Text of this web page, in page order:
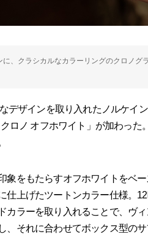
に、クラシカルなカラーリングのクロノ
デザインを取り入れたノルケイ
ロノ オフホワイト」が加わった
をもたらすオフホワイトをベ
仕上げたツートンカラー仕様。
カラーを取り入れることで、ヴ
、それに合わせてボックス型の